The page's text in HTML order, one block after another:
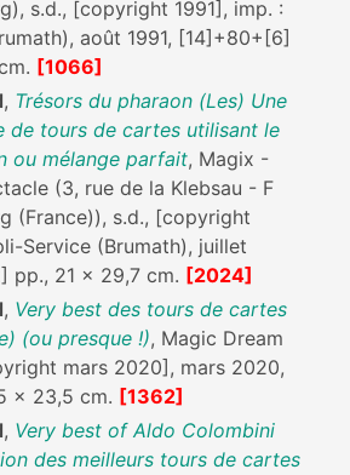
s.d., [copyright 1991], imp. :
août 1991, [14]+80+[6]
[1066]
, Trésors du pharaon (Les) Une
de tours de cartes utilisant le
ou mélange parfait, Magix -
(3, rue de la Klebsau - F
(France)), s.d., [copyright
Service (Brumath), juillet
pp., 21 x 29,7 cm. [2024]
, Very best des tours de cartes
(ou presque !), Magic Dream
mars 2020], mars 2020,
x 23,5 cm. [1362]
, Very best of Aldo Colombini
des meilleurs tours de cartes